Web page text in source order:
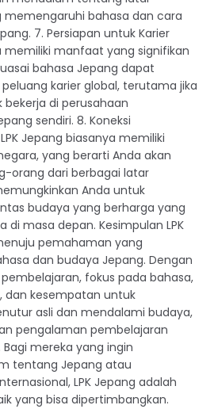
memengaruhi bahasa dan cara
7. Persiapan untuk Karier
memiliki manfaat yang signifikan
bahasa Jepang dapat
karier global, terutama jika
di perusahaan
sendiri. 8. Koneksi
Jepang biasanya memiliki
yang berarti Anda akan
orang dari berbagai latar
Anda untuk
budaya yang berharga yang
masa depan. Kesimpulan LPK
pemahaman yang
dan budaya Jepang. Dengan
fokus pada bahasa,
dan kesempatan untuk
asli dan mendalami budaya,
pengalaman pembelajaran
mereka yang ingin
tentang Jepang atau
LPK Jepang adalah
yang bisa dipertimbangkan.